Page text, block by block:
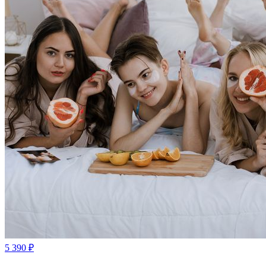
5 390 ₽